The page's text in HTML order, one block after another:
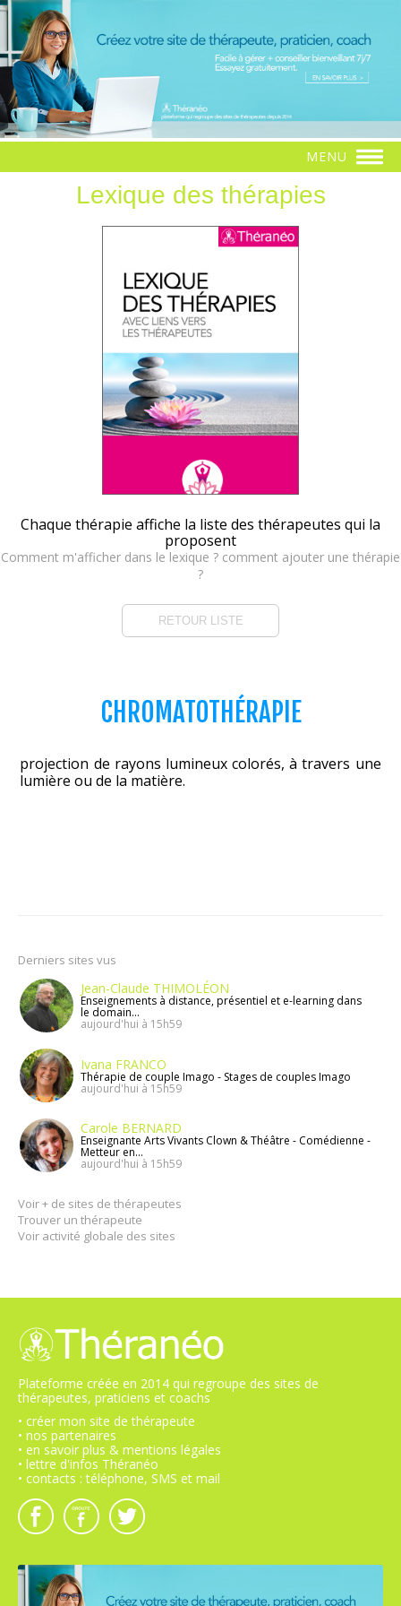
MENU
Lexique des thérapies
Chaque thérapie affiche la liste des thérapeutes qui la
proposent
Comment m'afficher dans le lexique ? comment ajouter une thérapie
?
RETOUR LISTE
CHROMATOTHÉRAPIE
projection de rayons lumineux colorés, à travers une
lumière ou de la matière.
Derniers sites vus
Jean-Claude THIMOLÉON
Enseignements à distance, présentiel et e-learning dans
le domain...
aujourd'hui à 15h59
Ivana FRANCO
Thérapie de couple Imago - Stages de couples Imago
aujourd'hui à 15h59
Carole BERNARD
Enseignante Arts Vivants Clown & Théâtre - Comédienne -
Metteur en...
aujourd'hui à 15h59
Voir + de sites de thérapeutes
Trouver un thérapeute
Voir activité globale des sites
Plateforme créée en 2014 qui regroupe des sites de
thérapeutes, praticiens et coachs
• créer mon site de thérapeute
• nos partenaires
• en savoir plus & mentions légales
• lettre d'infos Théranéo
• contacts : téléphone, SMS et mail